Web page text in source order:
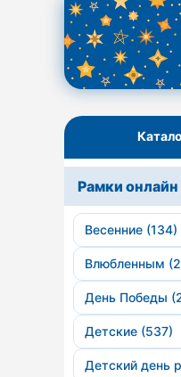
Рамки онлайн
Весенние (134)
Влюбленным
День Победы
Детские (537)
Детский день